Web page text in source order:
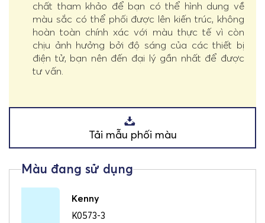
chất tham khảo để bạn có thể hình dung về
màu sắc có thể phối được lên kiến trúc, không
hoàn toàn chính xác với màu thực tế vì còn
chịu ảnh hưởng bởi độ sáng của các thiết bị
điện tử, bạn nên đến đại lý gần nhất để được
tư vấn.
Tải mẫu phối màu
Kenny
K0573-3